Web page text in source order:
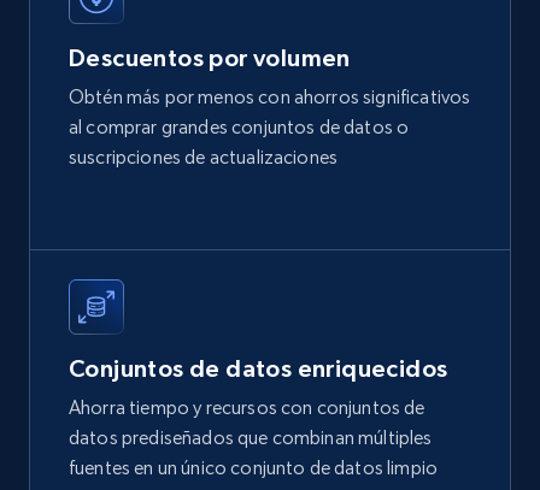
Social media
10.4K+ 1.2K+ Buy Now
engagement rate, Comment engagement rate,
Like engagement rate, Bio link, Predicted lang,
and more.
Social media
Buy Now
Descuentos por volumen
Obtén más por menos con ahorros significativos
al comprar grandes conjuntos de datos o
suscripciones de actualizaciones
Conjuntos de datos enriquecidos
Ahorra tiempo y recursos con conjuntos de
datos prediseñados que combinan múltiples
fuentes en un único conjunto de datos limpio